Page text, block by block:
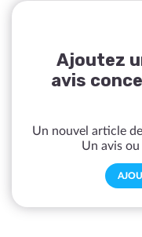
Ajoutez
avis
Un nouvel article
Un avis